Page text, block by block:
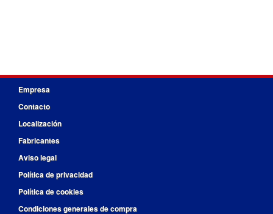
Empresa
Contacto
Localización
Fabricantes
Aviso legal
Política de privacidad
Política de cookies
Condiciones generales de compra